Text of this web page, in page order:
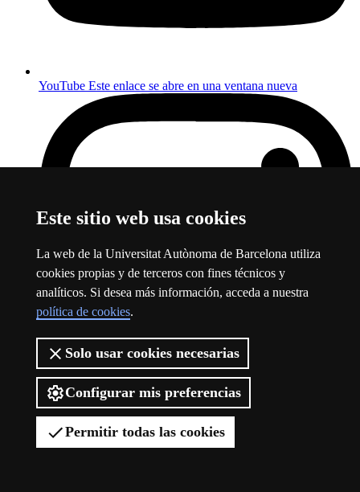
Este sitio web usa cookies
La web de la Universitat Autònoma de Barcelona utiliza
cookies propias y de terceros con fines técnicos y
analíticos. Si desea más información, acceda a nuestra
política de cookies.
Solo usar cookies necesarias
Configurar mis preferencias
Permitir todas las cookies
YouTube Este enlace se abre en una ventana nueva
InstagramEste enlace se abre en una ventana nueva